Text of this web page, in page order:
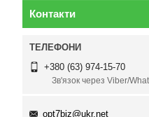
Контакти
+380 (63) 974-15-70
Зв'язок через Viber/
opt7biz@ukr.net